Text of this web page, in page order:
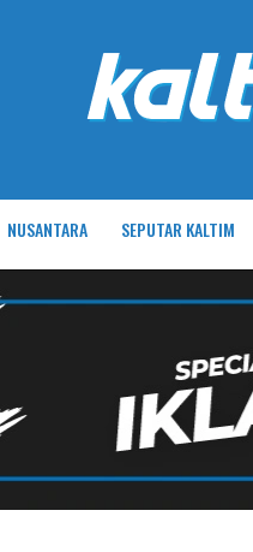
NUSANTARA SEPUTAR KALTIM